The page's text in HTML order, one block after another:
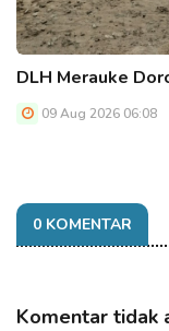
DLH Merauke
09 Aug 2026 06:08
0 KOMENTAR
Komentar tidak